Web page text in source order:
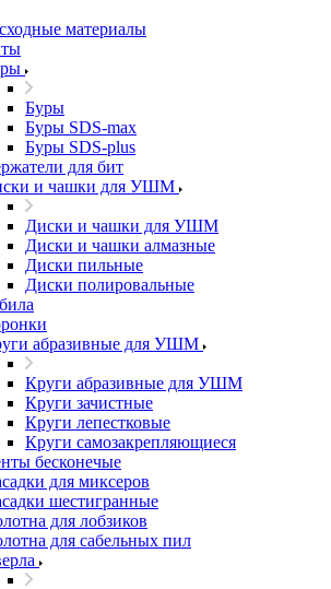
материалы
Буры
Буры SDS-max
Буры SDS-plus
для бит
и чашки для УШМ
Диски и чашки для УШМ
Диски и чашки алмазные
Диски пильные
Диски полировальные
абразивные для УШМ
Круги абразивные для УШМ
Круги зачистные
Круги лепестковые
Круги самозакрепляющиеся
бесконечые
для миксеров
шестигранные
для лобзиков
для сабельных пил